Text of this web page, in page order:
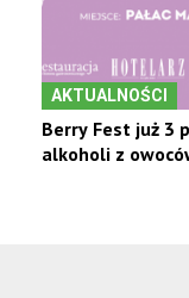
AKTUALNOŚCI
Berry Fest już 3
alkoholi z